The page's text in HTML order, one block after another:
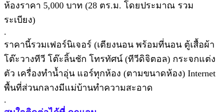
ห้องราคา 5,000 บาท (28 ตร.ม. โดยประมาณ รวม
ระเบียง)
.
ราคานี้รวมเฟอร์นิเจอร์ (เตียงนอน พร้อมที่นอน ตู้เสื้อผ้า
โต๊ะวางทีวี โต๊ะลิ้นชัก โทรทัศน์ (ทีวีดิจิตอล) กระจกแต่ง
ตัว เครื่องทำน้ำอุ่น แอร์ทุกห้อง (ตามขนาดห้อง) Internet
พื้นที่ส่วนกลางมีแม่บ้านทำความสะอาด
.